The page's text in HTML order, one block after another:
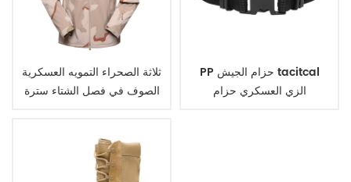
ثلاثة الصحراء التمويه العسكرية
الصوف في فصل الشتاء سترة
PP حزام الجيش tacitcal
الزي العسكري حزام